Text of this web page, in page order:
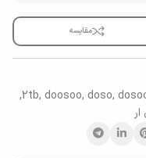
مقایسه
2tb, doosoo, doso,
,